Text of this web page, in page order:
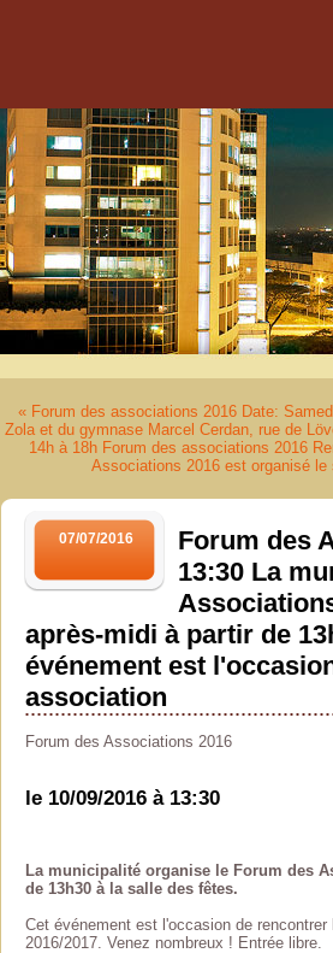
« Forum des associations 2016 Date:
Zola et du gymnase Marcel Cerdan, rue de
14h à 18h Forum des associations 2016
Associations 2016 est organisé
07/07/2016
Forum des
13:30 La
après-midi à partir de
événement est
association
Forum des Associations 2016
le 10/09/2016 à 13:30
La municipalité organise le Forum des
de 13h30 à la salle des fêtes.
Cet événement est l'occasion de
2016/2017. Venez nombreux ! Entrée libre.